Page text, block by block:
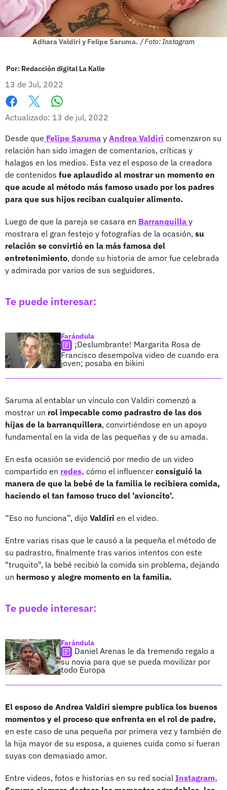
Adhara Valdiri y Felipe Saruma. / Foto: Instagram
Por: Redacción digital La Kalle
13 de Jul, 2022
Facebook
X
Actualizado: 13 de jul, 2022
Desde que Felipe Saruma y Andrea Valdiri comenzaron su
relación han sido imagen de comentarios, críticas y
halagos en los medios. Esta vez el esposo de la creadora
de contenidos fue aplaudido al mostrar un momento en
que acude al método más famoso usado por los padres
para que sus hijos reciban cualquier alimento.
Luego de que la pareja se casara en Barranquilla y
mostrara el gran festejo y fotografías de la ocasión, su
relación se convirtió en la más famosa del
entretenimiento, donde su historia de amor fue celebrada
y admirada por varios de sus seguidores.
Te puede interesar:
Farándula
¡Deslumbrante! Margarita Rosa de
Francisco desempolva video de cuando era
joven; posaba en bikini
Saruma al entablar un vínculo con Valdiri comenzó a
mostrar un rol impecable como padrastro de las dos
hijas de la barranquillera, convirtiéndose en un apoyo
fundamental en la vida de las pequeñas y de su amada.
En esta ocasión se evidenció por medio de un video
compartido en redes, cómo el influencer consiguió la
manera de que la bebé de la familia le recibiera comida,
haciendo el tan famoso truco del 'avioncito'.
“Eso no funciona”, dijo Valdiri en el video.
Entre varias risas que le causó a la pequeña el método de
su padrastro, finalmente tras varios intentos con este
"truquito", la bebé recibió la comida sin problema, dejando
un hermoso y alegre momento en la familia.
Te puede interesar:
Farándula
Daniel Arenas le da tremendo regalo a
su novia para que se pueda movilizar por
todo Europa
El esposo de Andrea Valdiri siempre publica los buenos
momentos y el proceso que enfrenta en el rol de padre,
en este caso de una pequeña por primera vez y también de
la hija mayor de su esposa, a quienes cuida como si fueran
suyas con demasiado amor.
Entre videos, fotos e historias en su red social Instagram,